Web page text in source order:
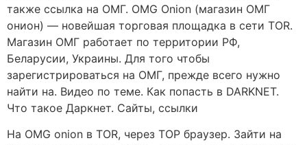
также ссылка на ОМГ. OMG Onion (магазин ОМГ
онион) — новейшая торговая площадка в сети TOR.
Магазин ОМГ работает по территории РФ,
Беларусии, Украины. Для того чтобы
зарегистрироваться на ОМГ, прежде всего нужно
найти на. Видео по теме. Как попасть в DARKNET.
Что такое Даркнет. Сайты, ссылки
На OMG onion в TOR, через ТОР браузер. Зайти на